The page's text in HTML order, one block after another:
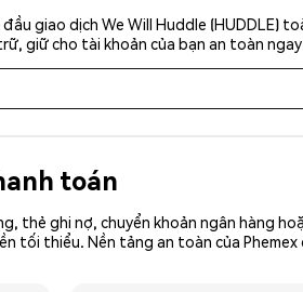
giao dịch We Will Huddle (HUDDLE)
giữ cho tài khoản của bạn an toàn
toán
thẻ ghi nợ, chuyển khoản ngân hàng
tối thiểu. Nền tảng an toàn của Phemex